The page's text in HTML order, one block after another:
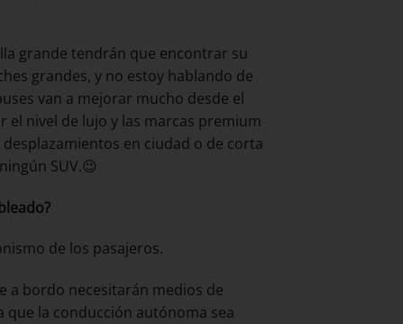
grande tendrán que encontrar su
grandes, y no estoy hablando de
van a mejorar mucho desde el
nivel de lujo y las marcas premium
en ciudad o de corta
SUV.😉
de los pasajeros.
a bordo necesitarán medios de
la conducción autónoma sea